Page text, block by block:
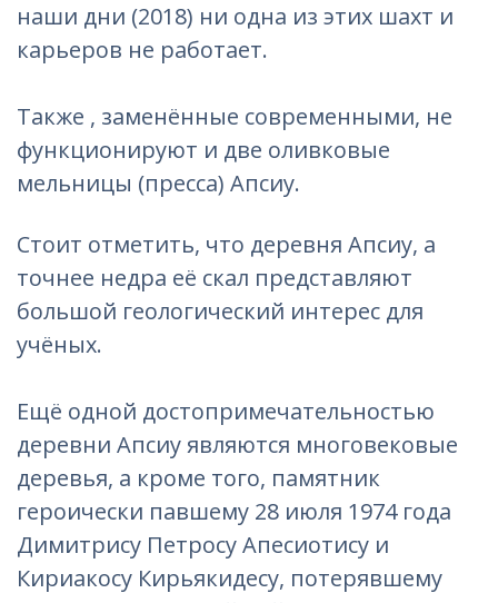
наши дни (2018) ни одна из этих шахт и
карьеров не работает.
Также , заменённые современными, не
функционируют и две оливковые
мельницы (пресса) Апсиу.
Стоит отметить, что деревня Апсиу, а
точнее недра её скал представляют
большой геологический интерес для
учёных.
Ещё одной достопримечательностью
деревни Апсиу являются многовековые
деревья, а кроме того, памятник
героически павшему 28 июля 1974 года
Димитрису Петросу Апесиотису и
Кириакосу Кирьякидесу, потерявшему